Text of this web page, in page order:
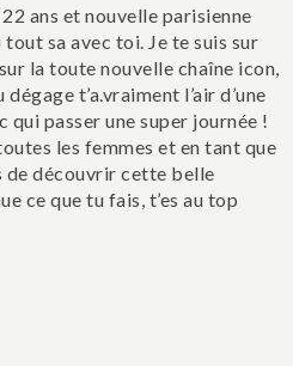
ans et nouvelle parisienne
sa avec toi. Je te suis sur
la toute nouvelle chaîne icon,
t’a.vraiment l’air d’une
passer une super journée !
les femmes et en tant que
de découvrir cette belle
ce que tu fais, t’es au top